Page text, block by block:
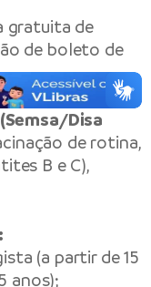
gratuita de
de boleto de
Disa
de rotina,
B e C),
(a partir de 15
anos);